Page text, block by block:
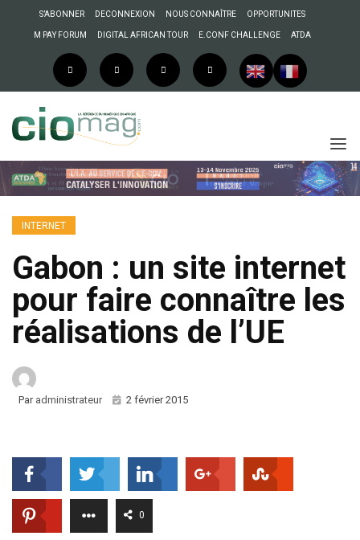
S’ABONNER DECONNEXION NOUS CONNAÎTRE OPPORTUNITES
M PAY FORUM DIGITAL AFRICAN TOUR E.CONF CHALLENGE ATDA
INTERNET
Gabon : un site internet
pour faire connaître les
réalisations de l’UE
Par administrateur 2 février 2015
0